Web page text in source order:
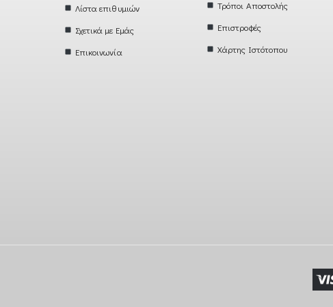
Λίστα επιθυμιών
Σχετικά με Εμάς
Επικοινωνία
Τρόποι Αποστολής
Επιστροφές
Χάρτης Ιστότοπου